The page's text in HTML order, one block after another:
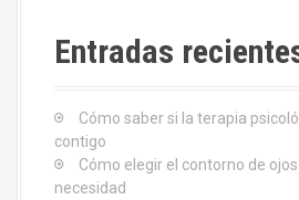
a
rEntradas
Cómo saber si la terapia
contigo
Cómo elegir el contorno de
necesidad